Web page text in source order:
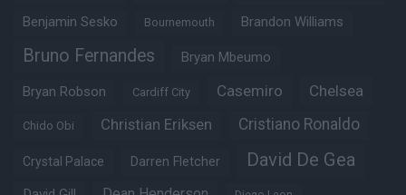
Benjamin Sesko Bournemouth Brandon Williams
Bruno Fernandes Bryan Mbeumo
Bryan Robson Cardiff City Casemiro Chelsea
Chido Obi Christian Eriksen Cristiano Ronaldo
Crystal Palace Darren Fletcher David De Gea